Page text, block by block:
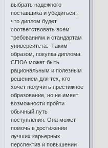
выбрать надежного
поставщика и убедиться,
что диплом будет
соответствовать всем
требованиям и стандартам
университета. Таким
образом, покупка диплома
СГЮА может быть
рациональным и полезным
решением для тех, кто
хочет получить престижное
образование, но не имеет
возможности пройти
обычный путь
поступления. Она может
помочь в достижении
лучших карьерных
перспектив и повышении